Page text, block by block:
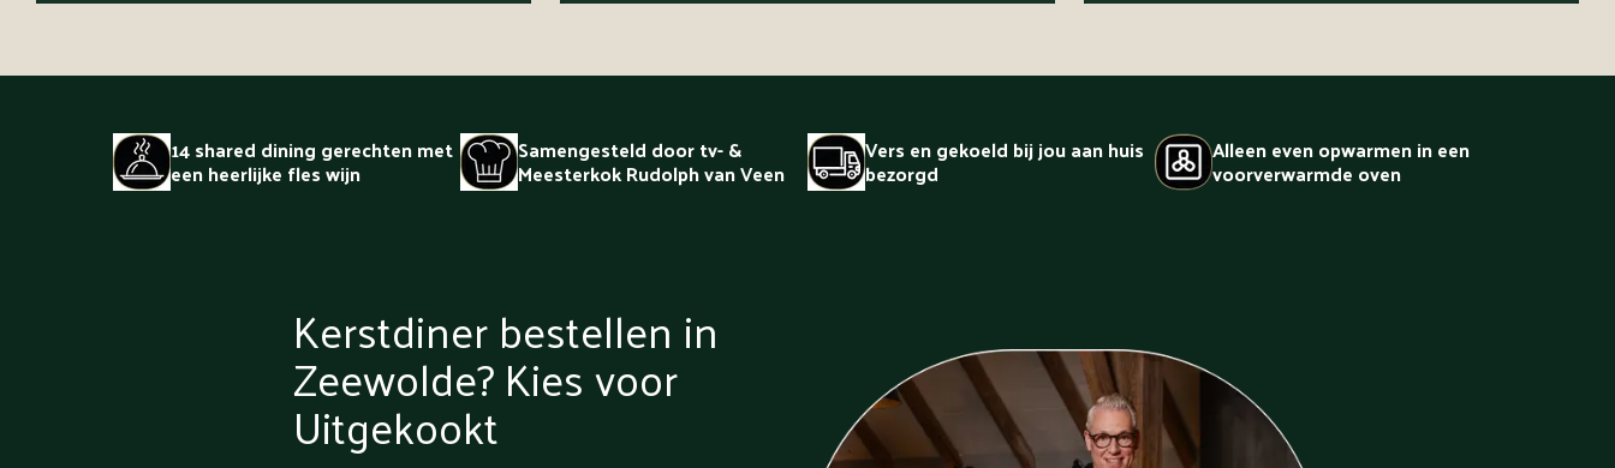
14 shared dining gerechten met
een heerlijke fles wijn
Samengesteld door tv- &
Meesterkok Rudolph van Veen
Vers en gekoeld bij jou aan huis
bezorgd
Alleen even opwarmen in een
voorverwarmde oven
Kerstdiner bestellen in
Zeewolde? Kies voor
Uitgekookt